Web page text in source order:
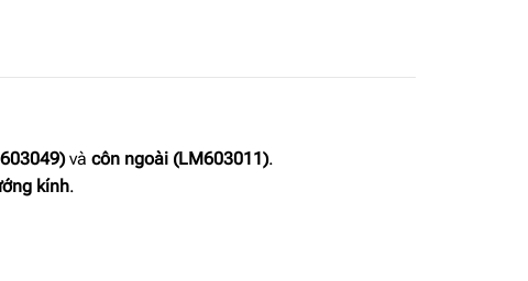
và côn ngoài (LM603011).
kính.